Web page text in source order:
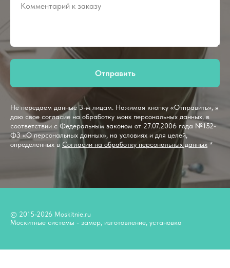
Отправить
Не передаем данные 3-м лицам. Нажимая кнопку «Отправить», я
даю свое согласие на обработку моих персональных данных, в
соответствии с Федеральным законом от 27.07.2006 года №152-
ФЗ «О персональных данных», на условиях и для целей,
определенных в Согласии на обработку персональных данных *
© 2015-2026 Moskitnie.ru
Москитные системы - замер, изготовление, установка